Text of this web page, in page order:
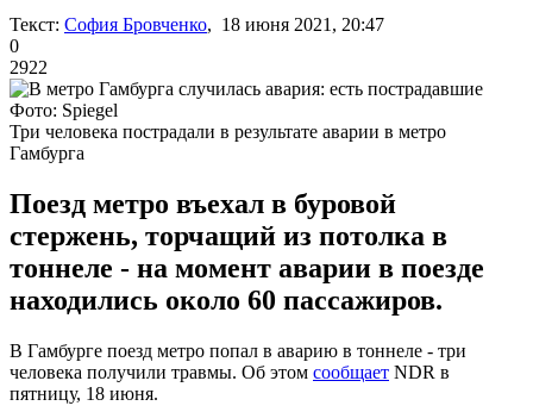
Текст: София Бровченко, 18 июня 2021, 20:47
0
2922
Фото: Spiegel
Три человека пострадали в результате аварии в метро
Гамбурга
Поезд метро въехал в буровой
стержень, торчащий из потолка в
тоннеле - на момент аварии в поезде
находились около 60 пассажиров.
В Гамбурге поезд метро попал в аварию в тоннеле - три
человека получили травмы. Об этом сообщает NDR в
пятницу, 18 июня.